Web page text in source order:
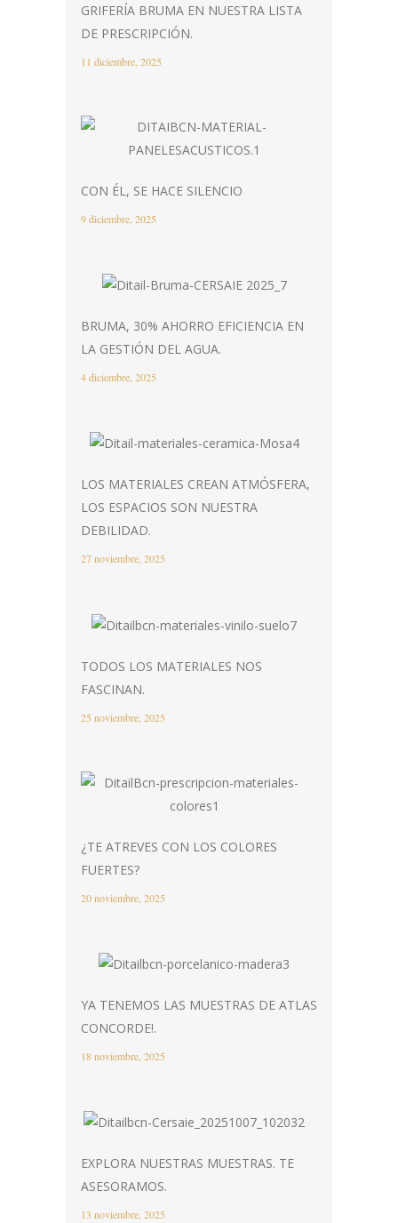
GRIFERÍA BRUMA EN NUESTRA LISTA
DE PRESCRIPCIÓN.
11 diciembre, 2025
CON ÉL, SE HACE SILENCIO
9 diciembre, 2025
BRUMA, 30% AHORRO EFICIENCIA EN
LA GESTIÓN DEL AGUA.
4 diciembre, 2025
LOS MATERIALES CREAN ATMÓSFERA,
LOS ESPACIOS SON NUESTRA
DEBILIDAD.
27 noviembre, 2025
TODOS LOS MATERIALES NOS
FASCINAN.
25 noviembre, 2025
¿TE ATREVES CON LOS COLORES
FUERTES?
20 noviembre, 2025
YA TENEMOS LAS MUESTRAS DE ATLAS
CONCORDE!.
18 noviembre, 2025
EXPLORA NUESTRAS MUESTRAS. TE
ASESORAMOS.
13 noviembre, 2025